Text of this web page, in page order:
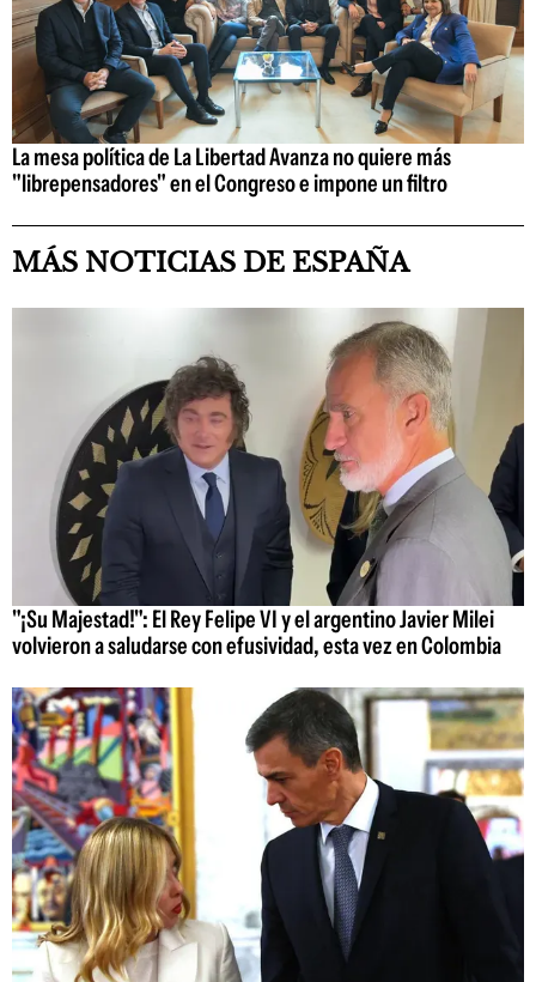
La mesa política de La Libertad Avanza no quiere más
"librepensadores" en el Congreso e impone un filtro
MÁS NOTICIAS DE ESPAÑA
"¡Su Majestad!": El Rey Felipe VI y el argentino Javier Milei
volvieron a saludarse con efusividad, esta vez en Colombia